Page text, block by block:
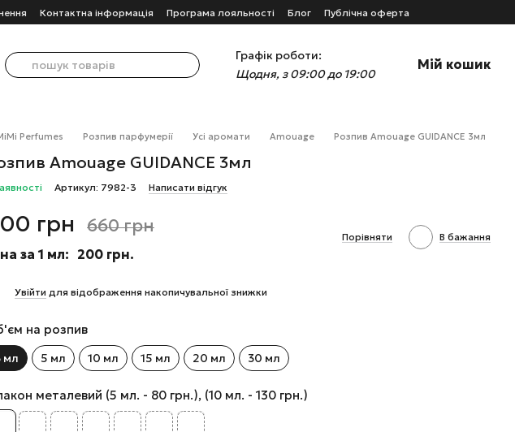
Контактна інформація Програма лояльності Блог Публічна оферта
Графік роботи:
Щодня, з 09:00 до 19:00
Мій кошик
Perfumes Розпив парфумерії Усі аромати Amouage Розпив Amouage GUIDANCE 3мл
Amouage GUIDANCE 3мл
Артикул: 7982-3 Написати відгук
грн 660 грн
за 1 мл: 200 грн.
Порівняти В бажання
Увійти для відображення накопичувальної знижки
на розпив
мл 5 мл 10 мл 15 мл 20 мл 30 мл
металевий (5 мл. - 80 грн.), (10 мл. - 130 грн.)